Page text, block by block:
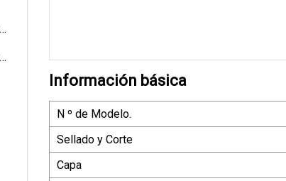
Información básica
N º de Modelo.
Sellado y Corte
Capa